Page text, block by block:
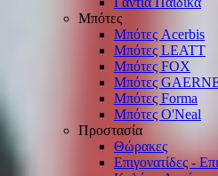
Μπότες
Μπότες Acerbis
Μπότες LEATT
Μπότες FOX
Μπότες
Μπότες Forma
Μπότες O'Neal
Προστασία
Θώρακες
Επιγονατίδες -